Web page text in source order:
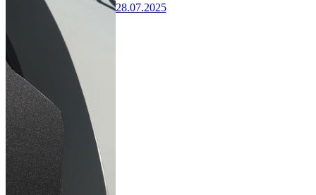
28.07.2025